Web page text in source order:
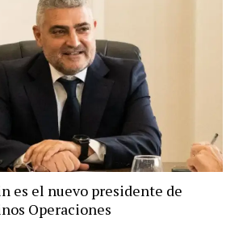
es el nuevo presidente de
Operaciones